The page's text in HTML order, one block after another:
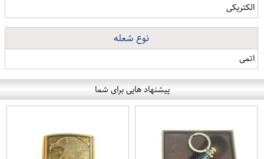
الکتریکی
نوع شعله
اتمی
پیشنهاد هایی برای شما